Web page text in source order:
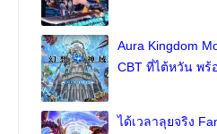
Aura Kingdom
CBT ที่ไต้หวัน พร้
ได้เวลาลุยจริง